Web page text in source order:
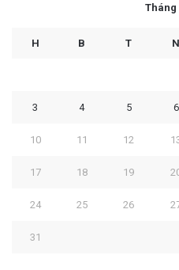
Tháng
H B T N
3 4 5 6
10 11 12
17 18 19
24 25 26
31